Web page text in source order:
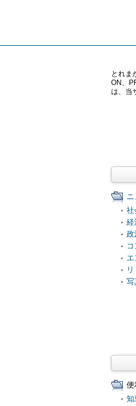
とれま
ON、
は、当
ニ
社
経
政
エ
写
便
知